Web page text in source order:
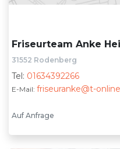
Friseurteam Anke
31552 Rodenberg
Tel: 01634392266
E-Mail: friseuranke@t-
Auf Anfrage